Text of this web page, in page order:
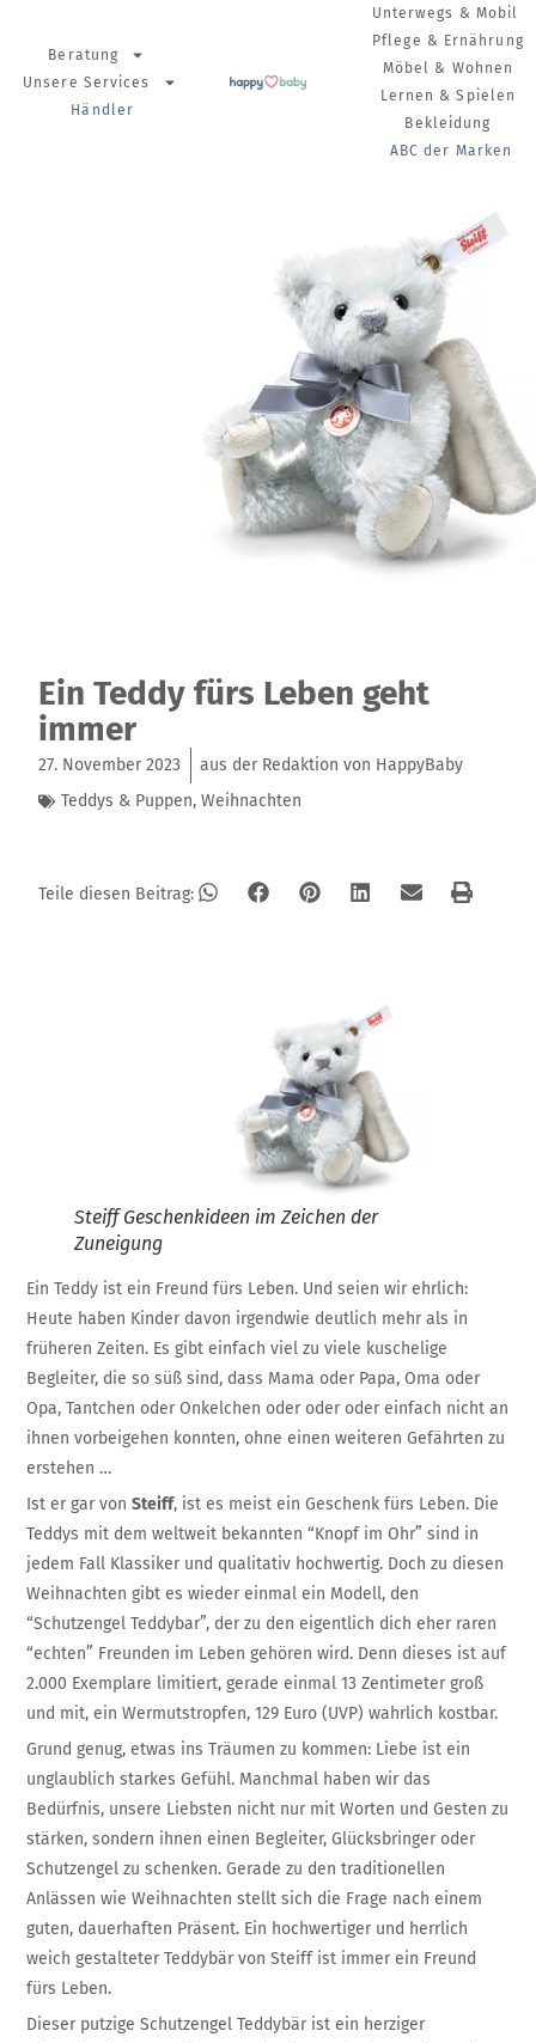
Beratung
Unsere Services
Händler
Unterwegs & Mobil
Pflege & Ernährung
Möbel & Wohnen
Lernen & Spielen
Bekleidung
ABC der Marken
Ein Teddy fürs Leben geht
immer
27. November 2023
aus der Redaktion von HappyBaby
Teddys & Puppen,Weihnachten
Teile diesen Beitrag:
Steiff Geschenkideen im Zeichen der
Zuneigung
Ein Teddy ist ein Freund fürs Leben. Und seien wir ehrlich:
Heute haben Kinder davon irgendwie deutlich mehr als in
früheren Zeiten. Es gibt einfach viel zu viele kuschelige
Begleiter, die so süß sind, dass Mama oder Papa, Oma oder
Opa, Tantchen oder Onkelchen oder oder oder einfach nicht an
ihnen vorbeigehen konnten, ohne einen weiteren Gefährten zu
erstehen …
Ist er gar vonSteiff, ist es meist ein Geschenk fürs Leben. Die
Teddys mit dem weltweit bekannten “Knopf im Ohr” sind in
jedem Fall Klassiker und qualitativ hochwertig. Doch zu diesen
Weihnachten gibt es wieder einmal ein Modell, den
“Schutzengel Teddybar”, der zu den eigentlich dich eher raren
“echten” Freunden im Leben gehören wird. Denn dieses ist auf
2.000 Exemplare limitiert, gerade einmal 13 Zentimeter groß
und mit, ein Wermutstropfen, 129 Euro (UVP) wahrlich kostbar.
Grund genug, etwas ins Träumen zu kommen: Liebe ist ein
unglaublich starkes Gefühl. Manchmal haben wir das
Bedürfnis, unsere Liebsten nicht nur mit Worten und Gesten zu
stärken, sondern ihnen einen Begleiter, Glücksbringer oder
Schutzengel zu schenken. Gerade zu den traditionellen
Anlässen wie Weihnachten stellt sich die Frage nach einem
guten, dauerhaften Präsent. Ein hochwertiger und herrlich
weich gestalteter Teddybär von Steiff ist immer ein Freund
fürs Leben.
Dieser putzige Schutzengel Teddybär ist ein herziger